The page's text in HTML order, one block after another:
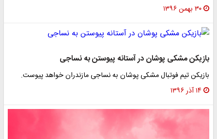
۳۰ بهمن ۱۳۹۶
بازیکن مشکی پوشان در آستانه پیوستن به نساجی
بازیکن تیم فوتبال مشکی پوشان به نساجی مازندران خواهد پیوست.
۱۴ آذر ۱۳۹۶